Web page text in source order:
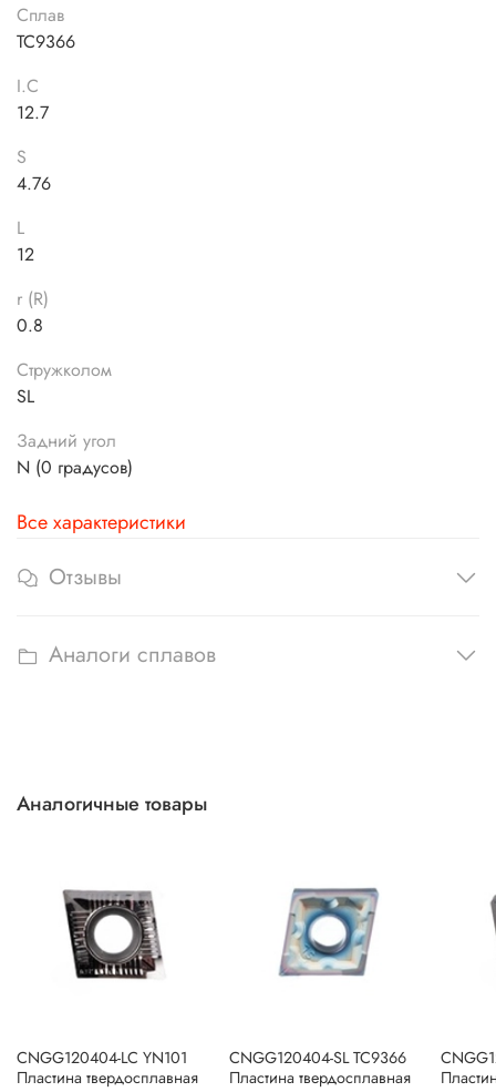
Сплав
TC9366
I.C
12.7
S
4.76
L
12
r (R)
0.8
Стружколом
SL
Задний угол
N (0 градусов)
Все характеристики
Отзывы
Аналоги сплавов
Аналогичные товары
CNGG120404-LC YN101
Пластина твердосплавная
CNGG120404-SL TC9366
Пластина твердосплавная